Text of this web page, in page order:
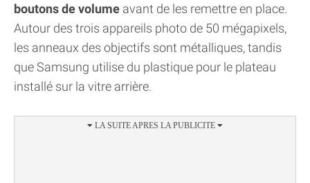
boutons de volume avant de les remettre en place.
Autour des trois appareils photo de 50 mégapixels,
les anneaux des objectifs sont métalliques, tandis
que Samsung utilise du plastique pour le plateau
installé sur la vitre arrière.